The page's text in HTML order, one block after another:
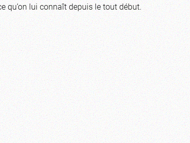
qu’on lui connaît depuis le tout début.